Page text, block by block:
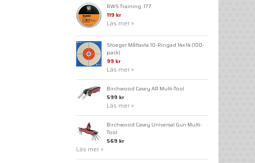
RWS Training .177
119 kr
Läs mer »
Stoeger Måltavla 10-Ringad 14x14 (100-
pack)
99 kr
Läs mer »
Birchwood Casey AR Multi-Tool
599 kr
Läs mer »
Birchwood Casey Universal Gun Multi-
Tool
569 kr
Läs mer »